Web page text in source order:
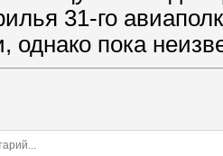
31-го
однако пока